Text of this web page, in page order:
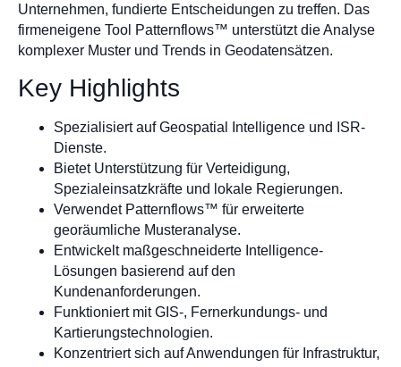
Unternehmen, fundierte Entscheidungen zu treffen. Das
firmeneigene Tool Patternflows™ unterstützt die Analyse
komplexer Muster und Trends in Geodatensätzen.
Key Highlights
Spezialisiert auf Geospatial Intelligence und ISR-
Dienste.
Bietet Unterstützung für Verteidigung,
Spezialeinsatzkräfte und lokale Regierungen.
Verwendet Patternflows™ für erweiterte
georäumliche Musteranalyse.
Entwickelt maßgeschneiderte Intelligence-
Lösungen basierend auf den
Kundenanforderungen.
Funktioniert mit GIS-, Fernerkundungs- und
Kartierungstechnologien.
Konzentriert sich auf Anwendungen für Infrastruktur,